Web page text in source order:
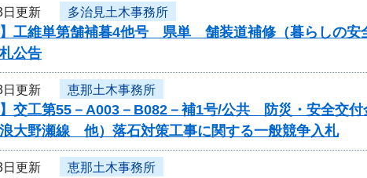
日更新 多治見土木事務所
】工維単第舗補暮4他号 県単 舗装道補修（暮らしの安
公告
日更新 恵那土木事務所
】交工第55－A003－B082－補1号/公共 防災・安全交付
浪大野瀬線 他）落石対策工事に関する一般競争入札
日更新 恵那土木事務所